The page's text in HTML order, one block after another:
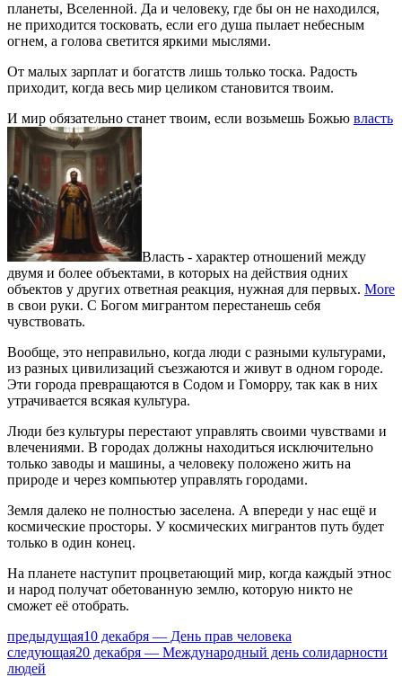
планеты, Вселенной. Да и человеку, где бы он не находился,
не приходится тосковать, если его душа пылает небесным
огнем, а голова светится яркими мыслями.
От малых зарплат и богатств лишь только тоска. Радость
приходит, когда весь мир целиком становится твоим.
И мир обязательно станет твоим, если возьмешь Божью власть
Власть - характер отношений между
двумя и более объектами, в которых на действия одних
объектов у других ответная реакция, нужная для первых. More
в свои руки. С Богом мигрантом перестанешь себя
чувствовать.
Вообще, это неправильно, когда люди с разными культурами,
из разных цивилизаций съезжаются и живут в одном городе.
Эти города превращаются в Содом и Гоморру, так как в них
утрачивается всякая культура.
Люди без культуры перестают управлять своими чувствами и
влечениями. В городах должны находиться исключительно
только заводы и машины, а человеку положено жить на
природе и через компьютер управлять городами.
Земля далеко не полностью заселена. А впереди у нас ещё и
космические просторы. У космических мигрантов путь будет
только в один конец.
На планете наступит процветающий мир, когда каждый этнос
и народ получат обетованную землю, которую никто не
сможет её отобрать.
предыдущая10 декабря — День прав человека
следующая20 декабря — Международный день солидарности
людей